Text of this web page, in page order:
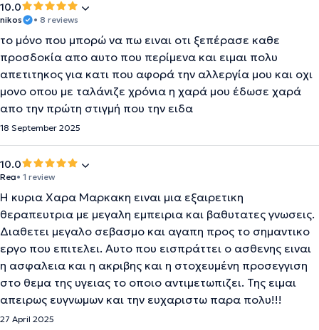
10.0
nikos • 8 reviews
το μόνο που μπορώ να πω ειναι οτι ξεπέρασε καθε
προσδοκία απο αυτο που περίμενα και ειμαι πολυ
απετιτηκος για κατι που αφορά την αλλεργία μου και οχι
μονο οπου με ταλάνιζε χρόνια η χαρά μου έδωσε χαρά
απο την πρώτη στιγμή που την ειδα
18 September 2025
10.0
Rea• 1 review
Η κυρια Χαρα Μαρκακη ειναι μια εξαιρετικη
θεραπευτρια με μεγαλη εμπειρια και βαθυτατες γνωσεις.
Διαθετει μεγαλο σεβασμο και αγαπη προς το σημαντικο
εργο που επιτελει. Αυτο που εισπράττει ο ασθενης ειναι
η ασφαλεια και η ακριβης και η στοχευμένη προσεγγιση
στο θεμα της υγειας το οποιο αντιμετωπιζει. Της ειμαι
απειρως ευγνωμων και την ευχαριστω παρα πολυ!!!
27 April 2025